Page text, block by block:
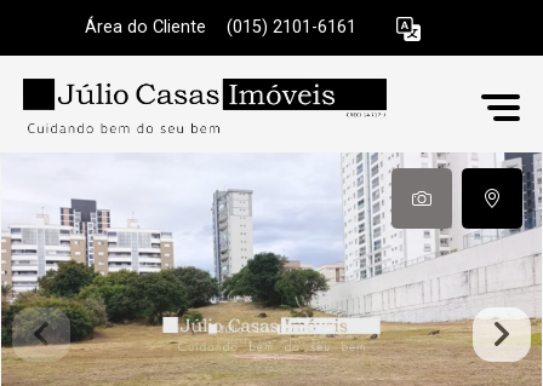
Área do Cliente (015) 2101-6161